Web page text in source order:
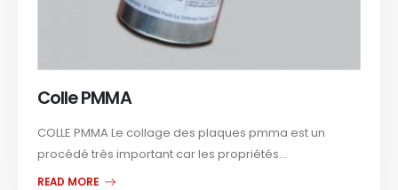
Colle PMMA
COLLE PMMA Le collage des plaques pmma est un
procédé très important car les propriétés...
READ MORE